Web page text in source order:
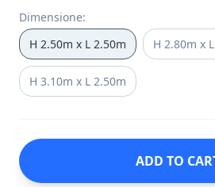
Dimensione:
H 2.50m x L 2.50m
H 2.80m x
H 3.10m x L 2.50m
ADD TO